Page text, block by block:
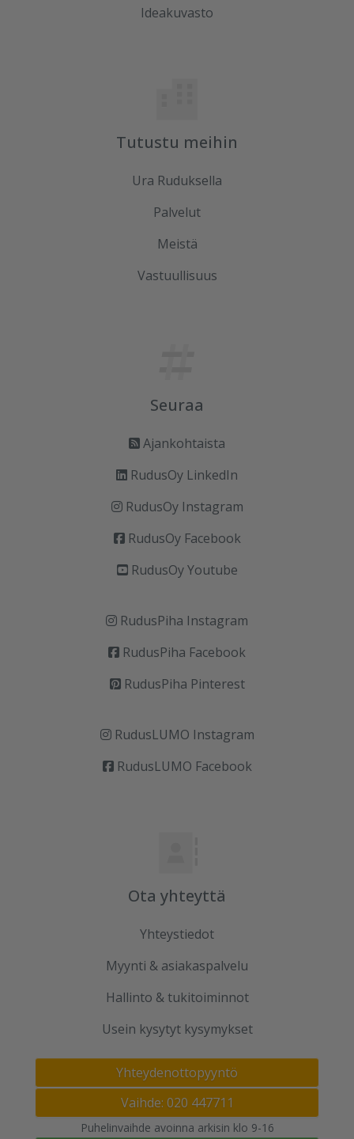
Ideakuvasto
Tutustu meihin
Ura Ruduksella
Palvelut
Meistä
Vastuullisuus
Seuraa
Ajankohtaista
RudusOy LinkedIn
RudusOy Instagram
RudusOy Facebook
RudusOy Youtube
RudusPiha Instagram
RudusPiha Facebook
RudusPiha Pinterest
RudusLUMO Instagram
RudusLUMO Facebook
Ota yhteyttä
Yhteystiedot
Myynti & asiakaspalvelu
Hallinto & tukitoiminnot
Usein kysytyt kysymykset
Yhteydenottopyyntö
Vaihde: 020 447711
Puhelinvaihde avoinna arkisin klo 9-16